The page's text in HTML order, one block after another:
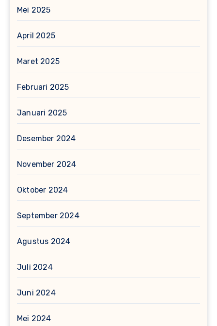
Mei 2025
April 2025
Maret 2025
Februari 2025
Januari 2025
Desember 2024
November 2024
Oktober 2024
September 2024
Agustus 2024
Juli 2024
Juni 2024
Mei 2024